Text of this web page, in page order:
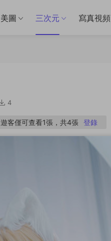
美圖 三次元 寫真視頻
4
遊客僅可查看1張，共4張 登錄